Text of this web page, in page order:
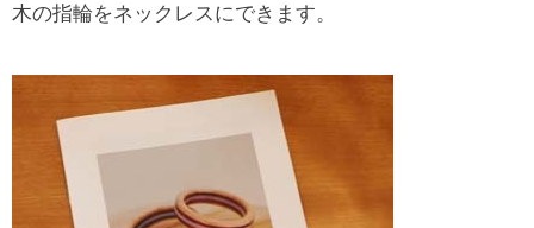
木の指輪をネックレスにできます。